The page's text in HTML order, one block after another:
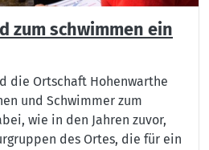
zum schwimmen ein
die Ortschaft Hohenwarthe
und Schwimmer zum
wie in den Jahren zuvor,
des Ortes, die für ein